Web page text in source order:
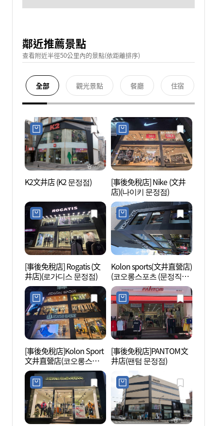
鄰近推薦景點
查看附近半徑50公里內的景點(依距離排序)
全部 觀光景點 餐廳 住宿
K2文井店 (K2 문정점)
[事後免稅店] Nike (文井
店)(나이키 문정점)
[事後免稅店] Rogatis (文
井店)(로가디스 문정점)
Kolon sports(文井直營店)
(코오롱스포츠 (문정직영
점))
[事後免稅店]Kolon Sport
文井直營店(코오롱스포
츠 문정직영점)
[事後免稅店]PANTOM文
井店(팬텀 문정점)